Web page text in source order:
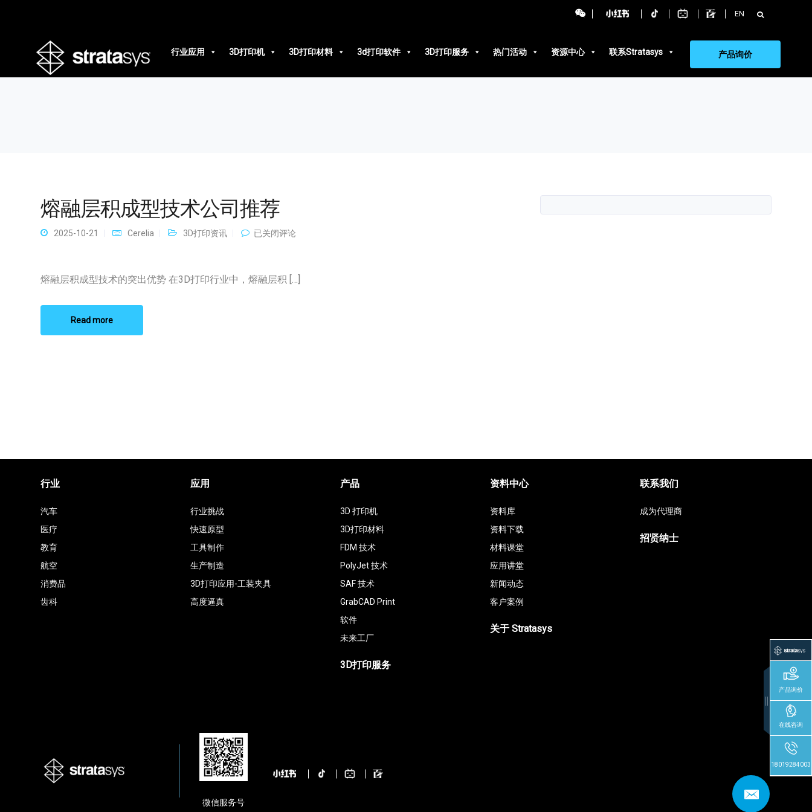
EN 搜
索：
行业应用
3D打印机 3D打印材料 3d打印软件 3D打印服务 热门活动 资源中心 联系Stratasys 产品询价
熔融层积成型技术公司推荐
2025-10-21 Cerelia 3D打印资讯
熔
成
型
已关闭评论
熔融层积成型技术的突出优势 在3D打印行业中，熔融层积 […]
Read more
行业
汽车
医疗
教育
航空
消费品
齿科
应用
行业挑战
快速原型
工具制作
生产制造
3D打印应用-工装夹具
高度逼真
产品
3D 打印机
3D打印材料
FDM 技术
PolyJet 技术
SAF 技术
GrabCAD Print
软件
未来工厂
3D打印服务
资料中心
资料库
资料下载
材料课堂
应用讲堂
新闻动态
客户案例
关于 Stratasys
联系我们
成为代理商
招贤纳士
微信服务号
产品询价
在线咨询
18019284003